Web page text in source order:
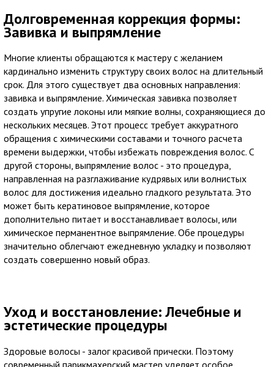
Долговременная коррекция формы:
Завивка и выпрямление
Многие клиенты обращаются к мастеру с желанием
кардинально изменить структуру своих волос на длительный
срок. Для этого существует два основных направления:
завивка и выпрямление. Химическая завивка позволяет
создать упругие локоны или мягкие волны, сохраняющиеся до
нескольких месяцев. Этот процесс требует аккуратного
обращения с химическими составами и точного расчета
времени выдержки, чтобы избежать повреждения волос. С
другой стороны, выпрямление волос - это процедура,
направленная на разглаживание кудрявых или волнистых
волос для достижения идеально гладкого результата. Это
может быть кератиновое выпрямление, которое
дополнительно питает и восстанавливает волосы, или
химическое перманентное выпрямление. Обе процедуры
значительно облегчают ежедневную укладку и позволяют
создать совершенно новый образ.
Уход и восстановление: Лечебные и
эстетические процедуры
Здоровые волосы - залог красивой прически. Поэтому